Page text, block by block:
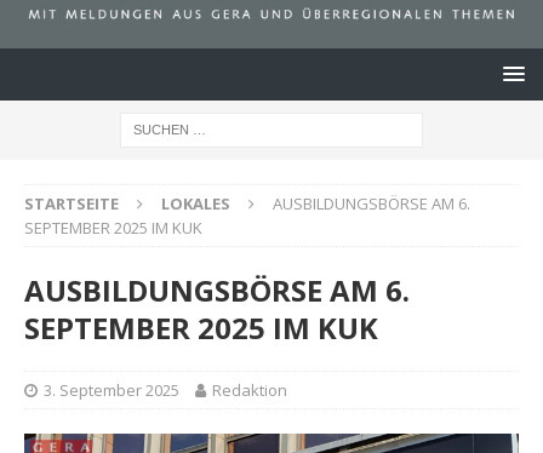
STARTSEITE LOKALES
AUSBILDUNGSBÖRSE AM 6.
SEPTEMBER 2025 IM KUK
AUSBILDUNGSBÖRSE AM 6.
SEPTEMBER 2025 IM KUK
3. September 2025 Redaktion